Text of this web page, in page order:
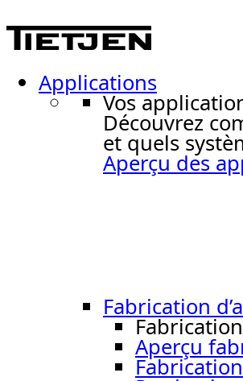
Applications
Vos
Découvrez
et quels
Aperçu des
Fabrication
Aperçu